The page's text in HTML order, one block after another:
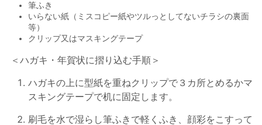
筆ふき
いらない紙（ミスコピー紙やツルっとしてないチラシの裏面
等）
クリップ又はマスキングテープ
＜ハガキ・年賀状に摺り込む手順＞
ハガキの上に型紙を重ねクリップで３カ所とめるかマ
スキングテープで机に固定します。
刷毛を水で湿らし筆ふきで軽くふき、顔彩をこすって